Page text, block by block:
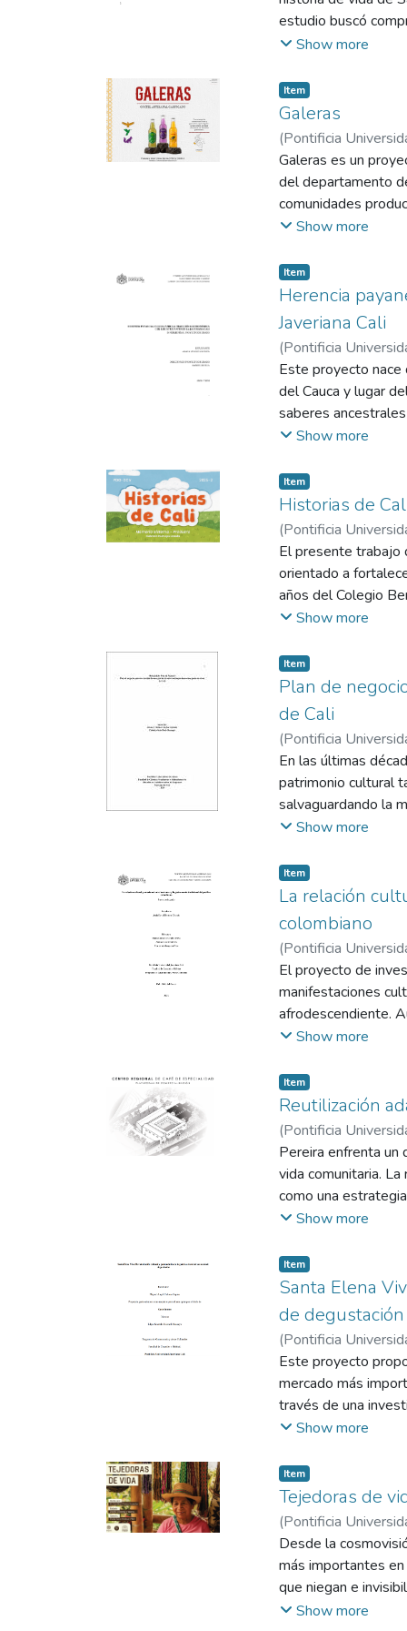
construcción de paz
estudio buscó
ancestrales que
observación
que articula
estos saberes,
del patrimonio
Show more
Item
Galeras
(Pontificia
Galeras es un
del departamento
comunidades
a 24 años de la
plantea el diseño
contemporáneo,
investigación
desarrollo gráfico y
comunicación
bags y narrativa de
colibrí, asociados a
con el territorio, la
de chapil,
Show more
Item
Herencia
Javeriana Cali
(Pontificia
Julián Andrés
Este proyecto
del Cauca y lugar
saberes
culinaria con
sus nietos e hijos
conduce,
problemática, el
tipo podcast. El
ciudad o se
payanesa. Se
memoria cultural y
Show more
Item
Historias de
(Pontificia
El presente trabajo
orientado a
años del Colegio
Diseño Centrado
padres de familia,
diagnóstico con
pedagógicos y de
Aventuras de Cali
una prueba piloto
niños, pertinencia
de la identidad
Show more
Item
Plan de
de Cali
(Pontificia
Andrea
En las últimas
patrimonio cultural
salvaguardando la
música, cine y
Colombia,
Plan Nacional de
sociedad para
Show more
Item
La relación
colombiano
(Pontificia
Díaz, Florisalba
El proyecto de
manifestaciones
afrodescendiente.
estudio ha estado
entre danza y
interdisciplinario,
metodología
afrocolombiana.
y cómo la memoria
objetivo principal
gastronomía
educativa y
relevante
afrocolombianas
fortaleció la
culturales,
conocimiento,
Show more
Item
Reutilización
(Pontificia
Sabina
Pereira enfrenta un
vida comunitaria.
como una
abandono. El
Se propone la
encuentro y
transformar el
espacio y la
Show more
Item
Santa Elena
de degustación
(Pontificia
Este proyecto
mercado más
través de una
observación
permiten narrar el
una degustación
de los platos. Los
mercados
Show more
Item
Tejedoras de
(Pontificia
Desde la
más importantes
que niegan e
desproveyéndolo
Show more